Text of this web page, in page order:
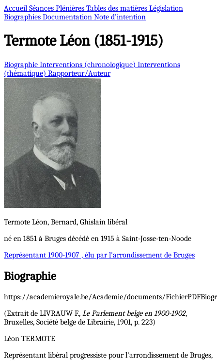
Accueil Séances Plénières Tables des matières Législation
Biographies Documentation Note d’intention
TermoteLéon (1851-1915)
Biographie Interventions (chronologique) Interventions
(thématique) Rapporteur/Auteur
Termote Léon, Bernard, Ghislain libéral
né en 1851 à Bruges décédé en 1915 à Saint-Josse-ten-Noode
Représentant 1900-1907 , élu par l'arrondissement de Bruges
Biographie
https://academieroyale.be/Academie/documents/
(Extrait de LIVRAUW F., Le Parlement belge en 1900-1902,
Bruxelles, Société belge de Librairie, 1901, p. 223)
Léon TERMOTE
Représentant libéral progressiste pour l’arrondissement de Bruges,